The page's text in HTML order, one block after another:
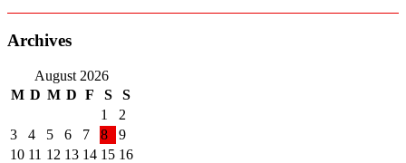
Archives
August 2026
M D M D F S
S
1
2
3
4 5 6 7 8
9
10 11 12 13 14 15 16